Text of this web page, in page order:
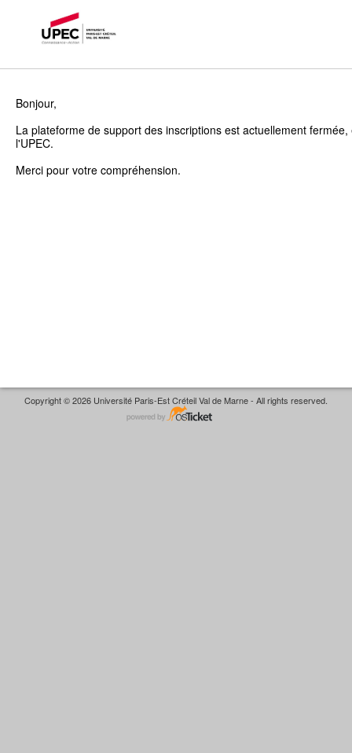
Bonjour,
La plateforme de support des inscriptions est actuellement
l'UPEC.
Merci pour votre compréhension.
Copyright © 2026 Université Paris-Est Créteil Val de Marne - All rights reserved.